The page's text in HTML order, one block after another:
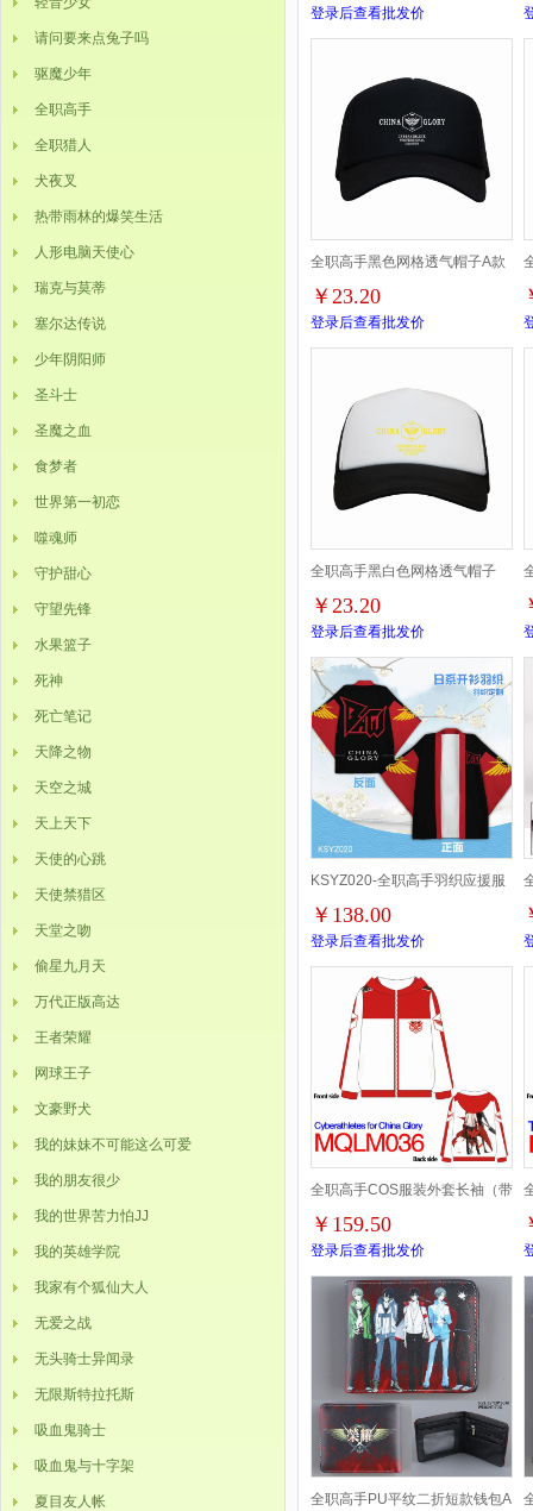
请问要来点兔子吗
驱魔少年
全职高手
全职猎人
犬夜叉
热带雨林的爆笑生活
人形电脑天使心
瑞克与莫蒂
塞尔达传说
少年阴阳师
圣斗士
圣魔之血
食梦者
世界第一初恋
噬魂师
守护甜心
守望先锋
水果篮子
死神
死亡笔记
天降之物
天空之城
天上天下
天使的心跳
天使禁猎区
天堂之吻
偷星九月天
万代正版高达
王者荣耀
网球王子
文豪野犬
我的妹妹不可能这么可爱
我的朋友很少
我的世界苦力怕JJ
我的英雄学院
我家有个狐仙大人
无爱之战
无头骑士异闻录
无限斯特拉托斯
吸血鬼骑士
吸血鬼与十字架
夏目友人帐
登录后查看批发价
全职高手黑色网格透气帽子A款
￥23.20
登录后查看批发价
全职高手黑白色网格透气帽子
￥23.20
登录后查看批发价
KSYZ020-全职高手羽织应援服
全彩COS和服披风外套S L码提
前两天订货
￥138.00
登录后查看批发价
全职高手COS服装外套长袖（带
帽子）拉链卫衣M L XL XXL
XXXL
￥159.50
登录后查看批发价
全职高手PU平纹二折短款钱包A